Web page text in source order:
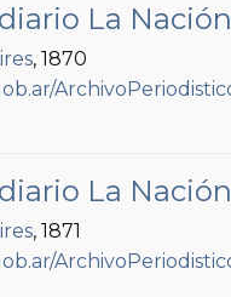
La Nación
, 1870
La Nación
, 1871